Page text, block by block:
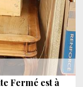
Fermé est à